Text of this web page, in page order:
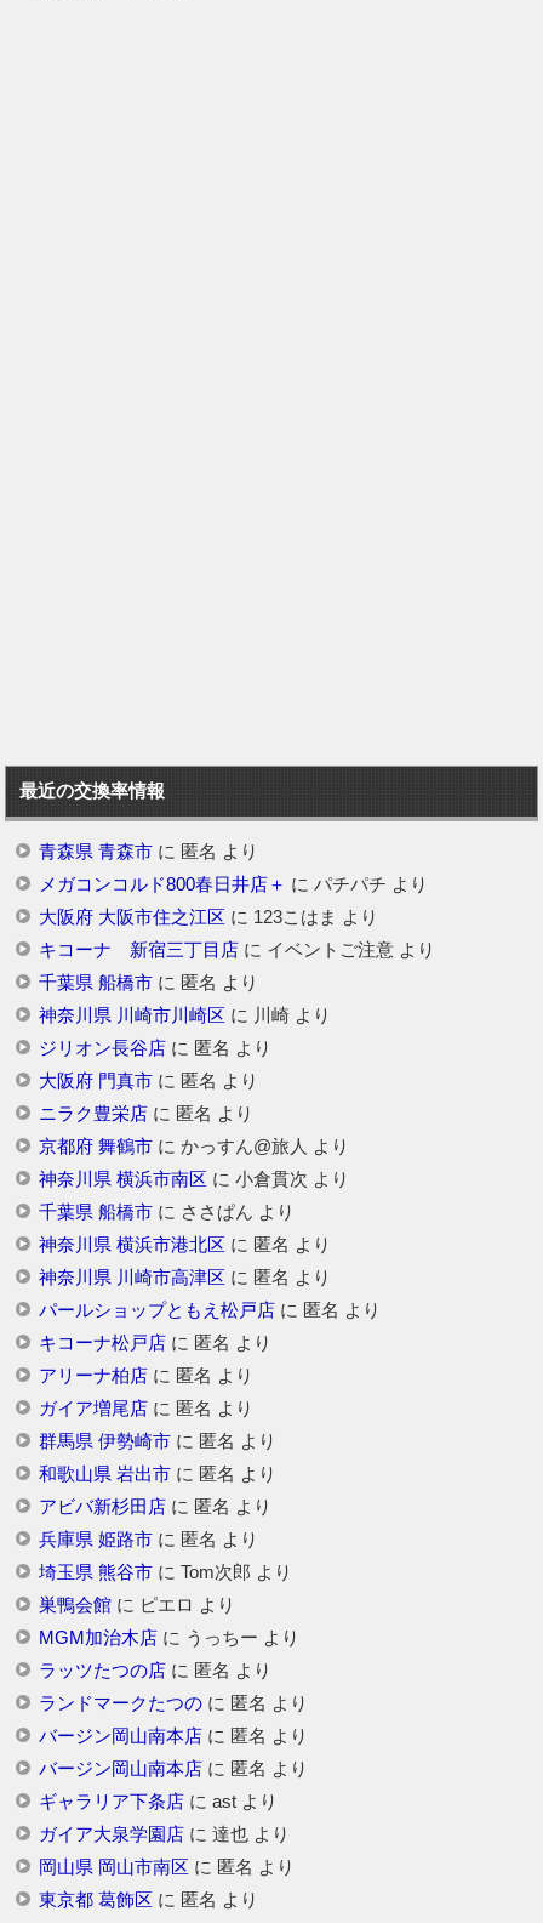
最近の交換率情報
青森県 青森市に 匿名 より
メガコンコルド800春日井店＋ に パチパチ より
大阪府 大阪市住之江区 に 123こはま より
キコーナ 新宿三丁目店に イベントご注意より
千葉県 船橋市に 匿名 より
神奈川県 川崎市川崎区 に 川崎より
ジリオン長谷店に 匿名 より
大阪府 門真市に 匿名 より
ニラク豊栄店に 匿名 より
京都府 舞鶴市に かっすん@旅人 より
神奈川県 横浜市南区 に 小倉貫次 より
千葉県 船橋市に ささぱん より
神奈川県 横浜市港北区 に 匿名 より
神奈川県 川崎市高津区 に 匿名 より
パールショップともえ松戸店に 匿名 より
キコーナ松戸店に 匿名 より
アリーナ柏店に 匿名 より
ガイア増尾店に 匿名 より
群馬県 伊勢崎市に 匿名 より
和歌山県 岩出市に 匿名 より
アビバ新杉田店に 匿名 より
兵庫県 姫路市に 匿名 より
埼玉県 熊谷市に Tom次郎 より
巣鴨会館に ピエロ より
MGM加治木店に うっちー より
ラッツたつの店に 匿名 より
ランドマークたつのに 匿名 より
バージン岡山南本店に 匿名 より
バージン岡山南本店に 匿名 より
ギャラリア下条店に astより
ガイア大泉学園店に 達也より
岡山県 岡山市南区 に 匿名 より
東京都 葛飾区 に 匿名 より